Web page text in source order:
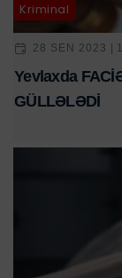
Kriminal
28 SEN 2023 |
Yevlaxda
GÜLLƏLƏDİ